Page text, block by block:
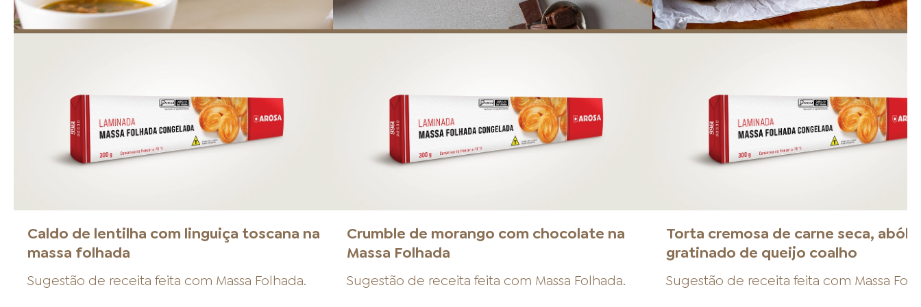
Caldo de lentilha com linguiça toscana na
massa folhada
Sugestão de receita feita com Massa Folhada.
Crumble de morango com chocolate na
Massa Folhada
Sugestão de receita feita com Massa Folhada.
Torta cremosa de carne seca,
gratinado de queijo coalho
Sugestão de receita feita com Massa